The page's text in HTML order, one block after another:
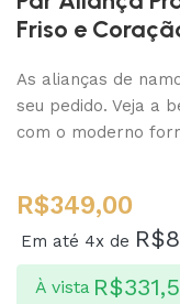
Friso e
As alianças de
seu pedido. Veja a
com o moderno
R$349,00
Em até 4x de R$
À vista R$